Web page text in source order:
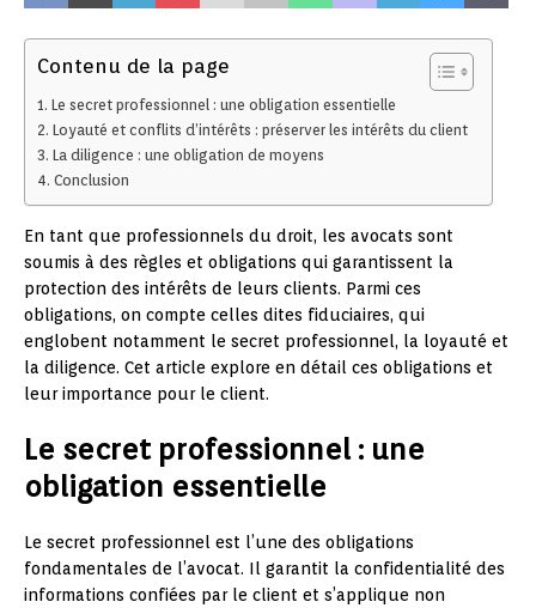
Contenu de la page
Le secret professionnel : une obligation essentielle
Loyauté et conflits d’intérêts : préserver les intérêts du client
La diligence : une obligation de moyens
Conclusion
En tant que professionnels du droit, les avocats sont
soumis à des règles et obligations qui garantissent la
protection des intérêts de leurs clients. Parmi ces
obligations, on compte celles dites fiduciaires, qui
englobent notamment le secret professionnel, la loyauté et
la diligence. Cet article explore en détail ces obligations et
leur importance pour le client.
Le secret professionnel : une
obligation essentielle
Le secret professionnel est l’une des obligations
fondamentales de l’avocat. Il garantit la confidentialité des
informations confiées par le client et s’applique non